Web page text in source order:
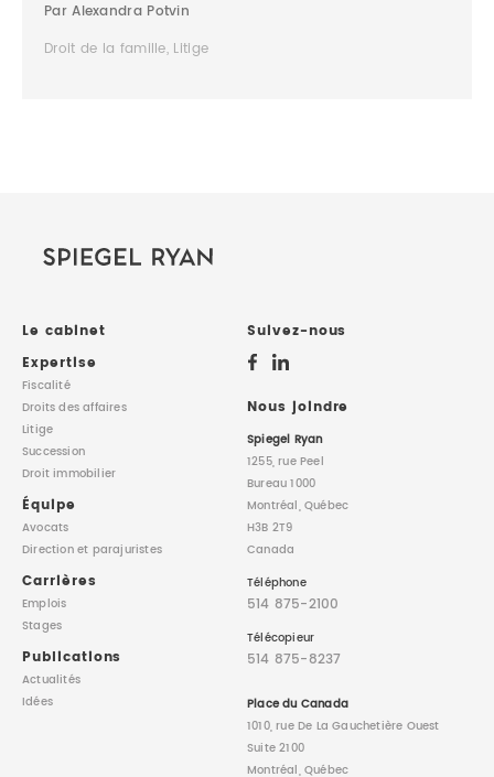
Par Alexandra Potvin
Droit de la famille, Litige
Le cabinet
Expertise
Fiscalité
Droits des affaires
Litige
Succession
Droit immobilier
Équipe
Avocats
Directionet parajuristes
Carrières
Emplois
Stages
Publications
Actualités
Idées
Suivez-nous
Nous joindre
Spiegel Ryan
1255, rue Peel
Bureau 1000
Montréal, Québec
H3B 2T9
Canada
Téléphone
514 875-2100
Télécopieur
514 875-8237
Place du Canada
1010, rue De La Gauchetière Ouest
Suite 2100
Montréal, Québec